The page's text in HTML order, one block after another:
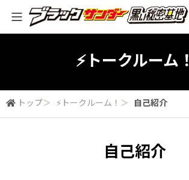
⚡トークルーム！
トップ＞ ⚡トークルーム！ ＞ 自己紹介
自己紹介